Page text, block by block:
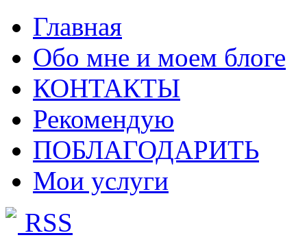
Главная
Обо мне и моем блоге
КОНТАКТЫ
Рекомендую
ПОБЛАГОДАРИТЬ
Мои услуги
RSS